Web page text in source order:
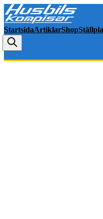
StartsidaArtiklarShop